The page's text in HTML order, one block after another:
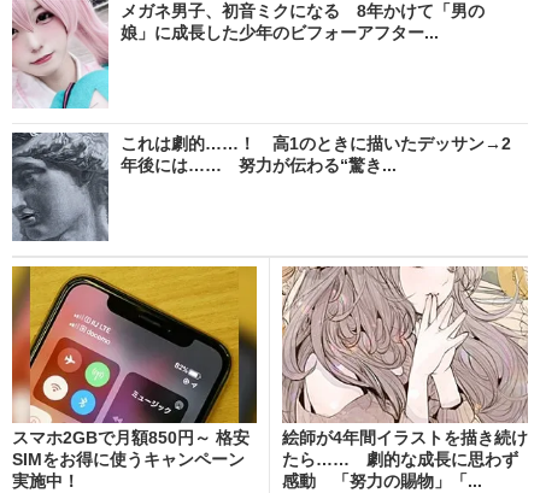
メガネ男子、初音ミクになる 8年かけて「男の
娘」に成長した少年のビフォーアフター...
これは劇的……！ 高1のときに描いたデッサン→2
年後には…… 努力が伝わる“驚き...
スマホ2GBで月額850円～ 格安
SIMをお得に使うキャンペーン
実施中！
絵師が4年間イラストを描き続け
たら…… 劇的な成長に思わず
感動 「努力の賜物」「...